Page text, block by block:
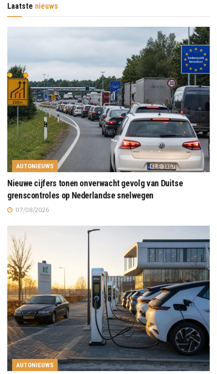
Laatste nieuws
AUTONIEUWS
Nieuwe cijfers tonen onverwacht gevolg van Duitse
grenscontroles op Nederlandse snelwegen
07/08/2026
AUTONIEUWS